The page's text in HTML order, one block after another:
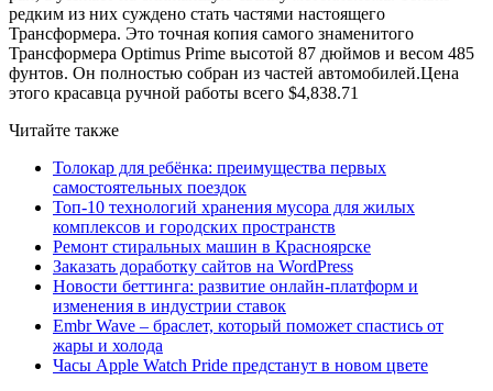
редким из них суждено стать частями настоящего
Трансформера. Это точная копия самого знаменитого
Трансформера Optimus Prime высотой 87 дюймов и весом 485
фунтов. Он полностью собран из частей автомобилей.Цена
этого красавца ручной работы всего $4,838.71
Читайте также
Толокар для ребёнка: преимущества первых
самостоятельных поездок
Топ-10 технологий хранения мусора для жилых
комплексов и городских пространств
Ремонт стиральных машин в Красноярске
Заказать доработку сайтов на WordPress
Новости беттинга: развитие онлайн-платформ и
изменения в индустрии ставок
Embr Wave – браслет, который поможет спастись от
жары и холода
Часы Apple Watch Pride предстанут в новом цвете